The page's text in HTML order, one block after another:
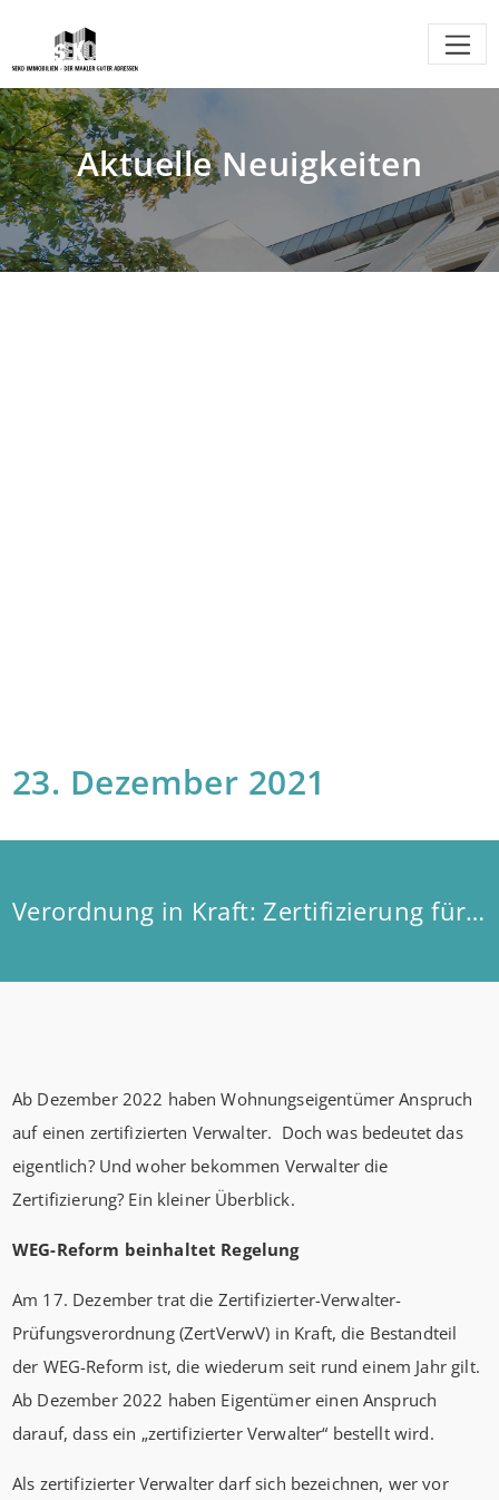
Aktuelle Neuigkeiten
23. Dezember 2021
Verordnung in Kraft: Zertifizierung für WEG-Verwalter
Ab Dezember 2022 haben Wohnungseigentümer Anspruch
auf einen zertifizierten Verwalter. Doch was bedeutet das
eigentlich? Und woher bekommen Verwalter die
Zertifizierung? Ein kleiner Überblick.
WEG-Reform beinhaltet Regelung
Am 17. Dezember trat die Zertifizierter-Verwalter-
Prüfungsverordnung (ZertVerwV) in Kraft, die Bestandteil
der WEG-Reform ist, die wiederum seit rund einem Jahr gilt.
Ab Dezember 2022 haben Eigentümer einen Anspruch
darauf, dass ein „zertifizierter Verwalter“ bestellt wird.
Als zertifizierter Verwalter darf sich bezeichnen, wer vor